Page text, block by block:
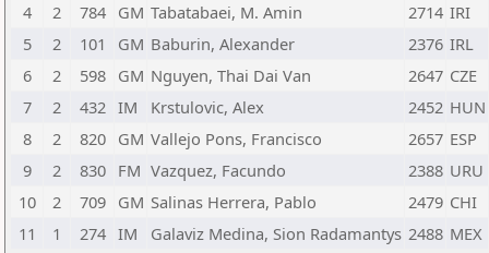
4
2 784 GM Tabatabaei, M. Amin 2714 IRI
5
2 101 GM Baburin, Alexander 2376 IRL
6
2 598 GM Nguyen, Thai Dai Van 2647 CZE
7
2 432 IM Krstulovic, Alex 2452 HUN
8
2 820 GM Vallejo Pons, Francisco 2657 ESP
9
2 830 FM Vazquez, Facundo 2388 URU
10
2 709 GM Salinas Herrera, Pablo 2479 CHI
11
1 274 IM Galaviz Medina, Sion Radamantys 2488 MEX